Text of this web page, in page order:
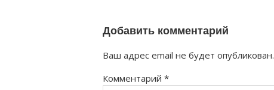
Добавить комментарий
Ваш адрес email не будет опубликован.
Комментарий *